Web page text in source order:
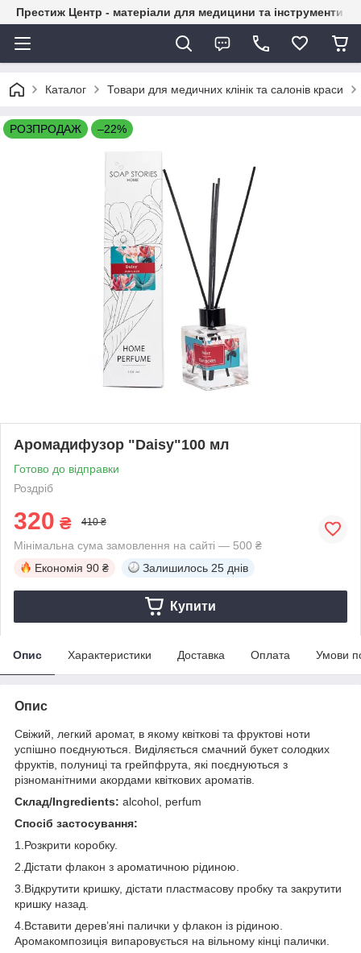
Престиж Центр - матеріали для медицини та інструменти
Каталог Товари для медичних клінік та салонів краси
РОЗПРОДАЖ –22%
Аромадифузор "Daisy"100 мл
Готово до відправки
Роздріб
320 ₴ 410 ₴
Мінімальна сума замовлення на сайті — 500 ₴
Економія 90 ₴ Залишилось 25 днів
Купити
Опис Характеристики Доставка Оплата Умови
Опис
Свіжий, легкий аромат, в якому квіткові та фруктові ноти
успішно поєднуються. Виділяється смачний букет солодких
фруктів, полуниці та грейпфрута, які поєднуються з
різноманітними акордами квіткових ароматів.
Склад/Ingredients: alcohol, perfum
Спосіб застосування:
1.Розкрити коробку.
2.Дістати флакон з ароматичною рідиною.
3.Відкрутити кришку, дістати пластмасову пробку та закрутити
кришку назад.
4.Вставити дерев’яні палички у флакон із рідиною.
Аромакомпозиція випаровується на вільному кінці палички.